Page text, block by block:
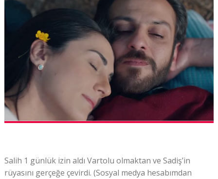
Salih 1 günlük izin aldı Vartolu olmaktan ve Sadiş’in
rüyasını gerçeğe çevirdi. (Sosyal medya hesabımdan